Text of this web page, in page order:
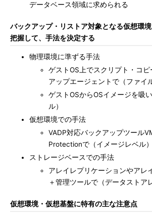
データベース領域に求められる
バックアップ・リストア対象となる仮想環
把握して、手法を決定する
物理環境に準ずる手法
ゲストOS上でスクリプト・コ
アップエージェントで（ファイ
ゲストOSからOSイメージを吸
ル）
仮想環境での手法
VADP対応バックアップツール
Protectionで（イメージレベル）
ストレージベースでの手法
アレイレプリケーションやアレ
＋管理ツールで（データストア
仮想環境・仮想基盤に特有の主な注意点